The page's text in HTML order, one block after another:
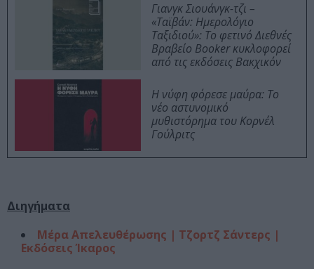
Γιανγκ Σιουάνγκ-τζι –
«Ταϊβάν: Ημερολόγιο
Ταξιδιού»: Το φετινό Διεθνές
Βραβείο Booker κυκλοφορεί
από τις εκδόσεις Βακχικόν
Η νύφη φόρεσε μαύρα: Το
νέο αστυνομικό
μυθιστόρημα του Κορνέλ
Γούλριτς
Διηγήματα
Μέρα Απελευθέρωσης | Τζορτζ Σάντερς |
Εκδόσεις Ίκαρος